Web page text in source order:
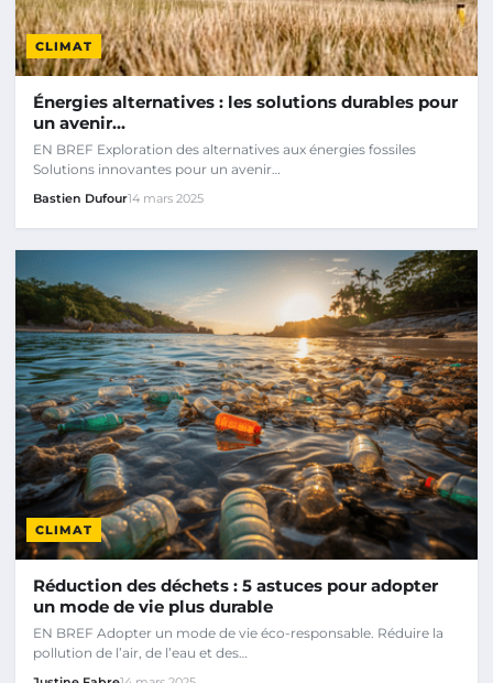
CLIMAT
Énergies alternatives : les solutions durables pour
un avenir…
EN BREF Exploration des alternatives aux énergies fossiles
Solutions innovantes pour un avenir…
Bastien Dufour14 mars 2025
CLIMAT
Réduction des déchets : 5 astuces pour adopter
un mode de vie plus durable
EN BREF Adopter un mode de vie éco-responsable. Réduire la
pollution de l’air, de l’eau et des…